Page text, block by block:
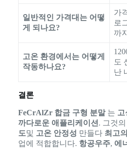
일반적인 가격대는 어떻
게 되나요?
가
로
까
고온 환경에서는 어떻게
작동하나요?
도
난
결론
FeCrAlZr 합금 구형 분말는 고
까다로운 애플리케이션 . 그것의
도및 고온 안정성 만들다 최고
업에 적합합니다. 항공우주, 에